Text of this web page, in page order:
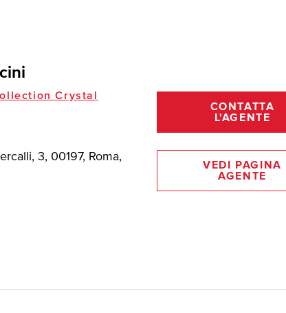
Crystal
3, 00197, Roma,
CONTATTA
L'AGENTE
VEDI PAGINA
AGENTE